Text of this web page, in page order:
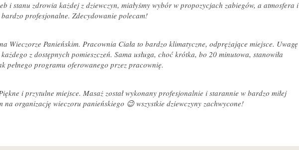
i stanu zdrowia każdej z dziewczyn, miałyśmy wybór w propozycjach zabiegów, a atmosfera i
bardzo profesjonalne. Zdecydowanie polecam!
Wieczorze Panieńskim. Pracownia Ciała to bardzo klimatyczne, odprężające miejsce. Uwagę
z dostępnych pomieszczeń. Sama usługa, choć krótka, bo 20 minutowa, stanowiła
pełnego programu oferowanego przez pracownię.
i przytulne miejsce. Masaż został wykonany profesjonalnie i starannie w bardzo miłej
na organizację wieczoru panieńskiego 😉 wszystkie dziewczyny zachwycone!